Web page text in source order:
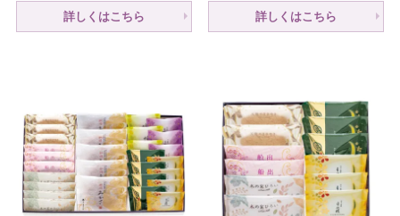
詳しくはこちら 詳しくはこちら